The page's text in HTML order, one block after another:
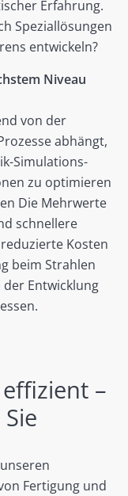
Erfahrung.
Speziallösungen
entwickeln?
Niveau
von der
abhängt,
Simulations-
zu optimieren
Die Mehrwerte
schnellere
Kosten
beim Strahlen
Entwicklung
–
Fertigung und